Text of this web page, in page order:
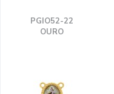
PGIO52-22
OURO